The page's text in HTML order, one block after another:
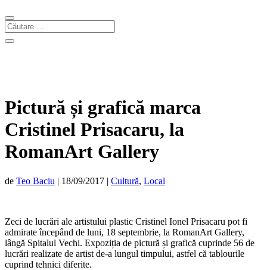
Pictură și grafică marca
Cristinel Prisacaru, la
RomanArt Gallery
de Teo Baciu | 18/09/2017 | Cultură, Local
Zeci de lucrări ale artistului plastic Cristinel Ionel Prisacaru pot fi
admirate începând de luni, 18 septembrie, la RomanArt Gallery,
lângă Spitalul Vechi. Expoziția de pictură și grafică cuprinde 56 de
lucrări realizate de artist de-a lungul timpului, astfel că tablourile
cuprind tehnici diferite.